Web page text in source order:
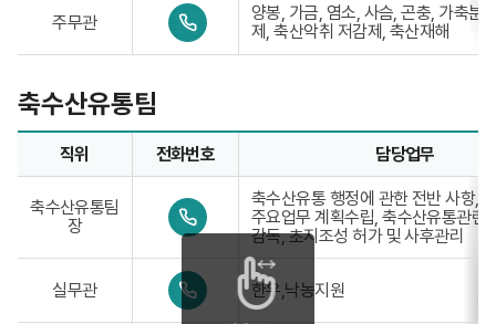
83
9
1
2
주무관
0
4
1
9
-
7
8
3
양봉, 가금, 염소, 사슴, 곤충, 가축분
제, 축산악취 저감제, 축산재해
축수산유통팀
축수산유통팀업무담당자의 정보로 직위, 전화번호, 담당업무
직위 전화번호 담당업무
축수산유통팀
장
0
4
3
3
축수산유통 행정에 관한 전반 사항,
주요업무 계획수립, 축수산유통관련
감독, 초지조성 허가 및 사후관리
실무관
0
4
한우,낙농지원